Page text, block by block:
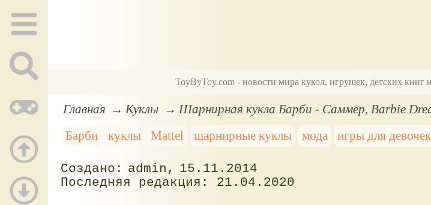
ToyByToy.com - новости мира кукол, игрушек, детских книг
Главная Куклы
Шарнирная кукла Барби - Саммер, Barbie
Барби
куклы Mattel шарнирные куклы мода игры для девочек
admin
15.11.2014
21.04.2020